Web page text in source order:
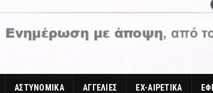
ΑΣΤΥΝΟΜΙΚΑ ΑΓΓΕΛΙΕΣ EX-ΑΙΡΕΤΙΚΑ